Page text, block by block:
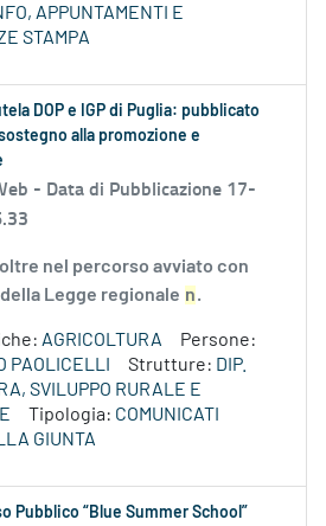
APPUNTAMENTI E
STAMPA
DOP e IGP di Puglia: pubblicato
alla promozione e
- Data di Pubblicazione 17-
nel percorso avviato con
Legge regionale n.
AGRICOLTURA
Persone:
PAOLICELLI
Strutture: DIP.
SVILUPPO RURALE E
Tipologia: COMUNICATI
GIUNTA
Pubblico “Blue Summer School”